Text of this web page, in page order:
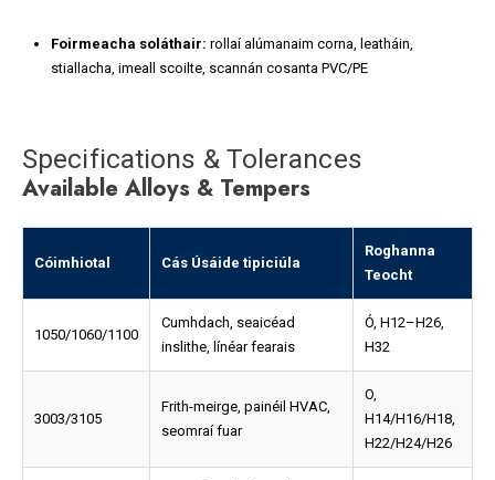
Foirmeacha soláthair: rollaí alúmanaim corna, leatháin,
stiallacha, imeall scoilte, scannán cosanta PVC/PE
Specifications & Tolerances
Available Alloys & Tempers
Cóimhiotal Cás Úsáide tipiciúla
Roghanna
Teocht
1050/1060/1100
Cumhdach, seaicéad
inslithe, línéar fearais
Ó, H12–H26,
H32
3003/3105
Frith-meirge, painéil HVAC,
seomraí fuar
O,
H14/H16/H18,
H22/H24/H26